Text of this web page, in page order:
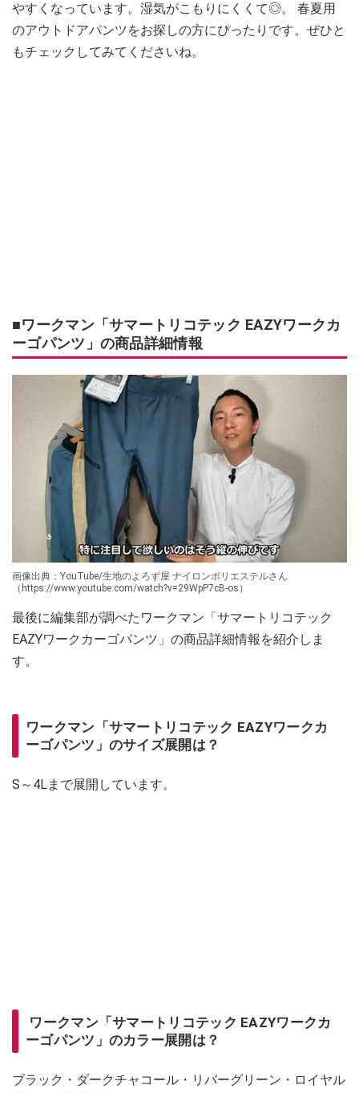
やすくなっています。湿気がこもりにくくて◎。 春夏用
のアウトドアパンツをお探しの方にぴったりです。ぜひと
もチェックしてみてくださいね。
■ワークマン「サマートリコテック EAZYワークカ
ーゴパンツ」の商品詳細情報
画像出典：YouTube/生地のよろず屋 ナイロンポリエステルさん
（https://www.youtube.com/watch?v=29WpP7cB-os）
最後に編集部が調べたワークマン「サマートリコテック
EAZYワークカーゴパンツ」の商品詳細情報を紹介しま
す。
ワークマン「サマートリコテック EAZYワークカ
ーゴパンツ」のサイズ展開は？
S～4Lまで展開しています。
ワークマン「サマートリコテック EAZYワークカ
ーゴパンツ」のカラー展開は？
ブラック・ダークチャコール・リバーグリーン・ロイヤル